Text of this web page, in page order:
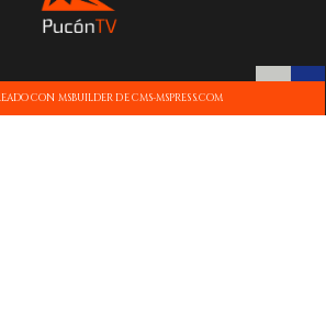
CON MSBUILDER DE CMS-MSPRESS.COM